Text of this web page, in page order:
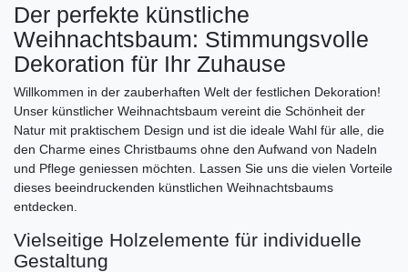
Der perfekte künstliche
Weihnachtsbaum: Stimmungsvolle
Dekoration für Ihr Zuhause
Willkommen in der zauberhaften Welt der festlichen Dekoration!
Unser künstlicher Weihnachtsbaum vereint die Schönheit der
Natur mit praktischem Design und ist die ideale Wahl für alle, die
den Charme eines Christbaums ohne den Aufwand von Nadeln
und Pflege geniessen möchten. Lassen Sie uns die vielen Vorteile
dieses beeindruckenden künstlichen Weihnachtsbaums
entdecken.
Vielseitige Holzelemente für individuelle
Gestaltung